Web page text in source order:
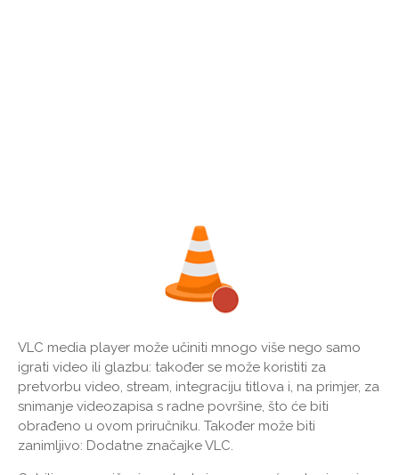
VLC media player može učiniti mnogo više nego samo
igrati video ili glazbu: također se može koristiti za
pretvorbu video, stream, integraciju titlova i, na primjer, za
snimanje videozapisa s radne površine, što će biti
obrađeno u ovom priručniku. Također može biti
zanimljivo: Dodatne značajke VLC.